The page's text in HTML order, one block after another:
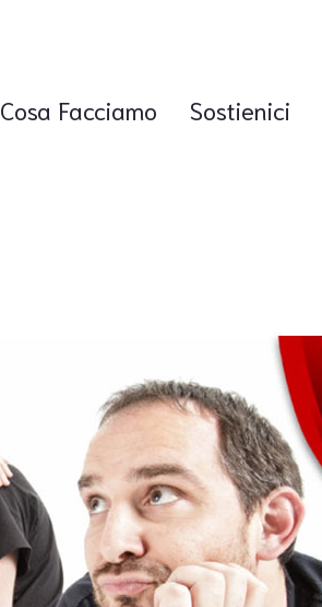
Cosa Facciamo Sostienici